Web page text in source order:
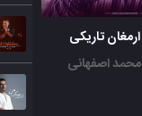
ارمغان تاریکی
محمد اصفهانی